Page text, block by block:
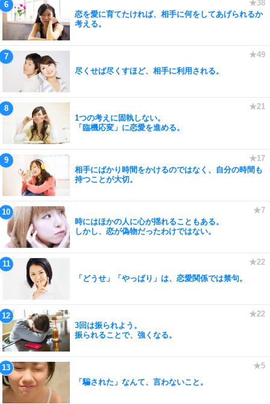
恋を愛に育てたければ、相手に何をしてあげられるか
考える。
尽くせば尽くすほど、相手に利用される。
1つの考えに固執しない。
「臨機応変」に恋愛を進める。
相手にばかり時間をかけるのではなく、自分の時間も
持つことが大切。
時にはほかの人に心が揺れることもある。
しかし、恋が偽物だったわけではない。
「どうせ」「やっぱり」は、恋愛関係では禁句。
3回は振られよう。
振られることで、強くなる。
「騙された」なんて、言わないこと。